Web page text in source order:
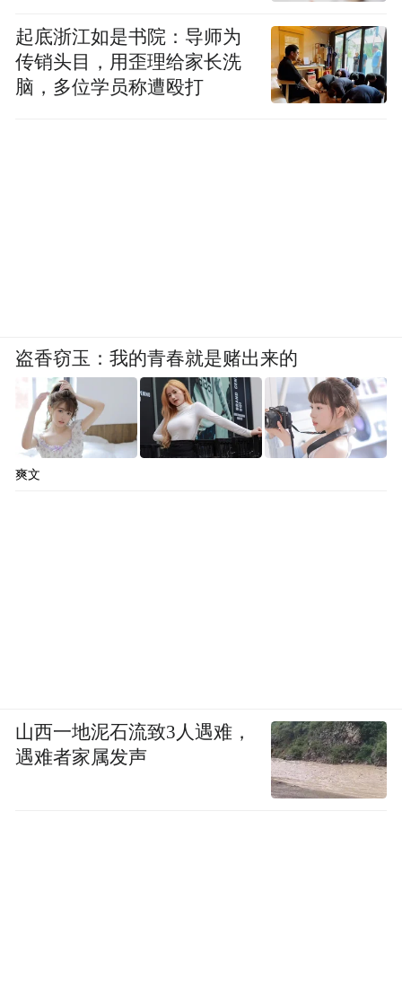
起底浙江如是书院：导师为
传销头目，用歪理给家长洗
脑，多位学员称遭殴打
盗香窃玉：我的青春就是赌出来的
爽文
山西一地泥石流致3人遇难，
遇难者家属发声